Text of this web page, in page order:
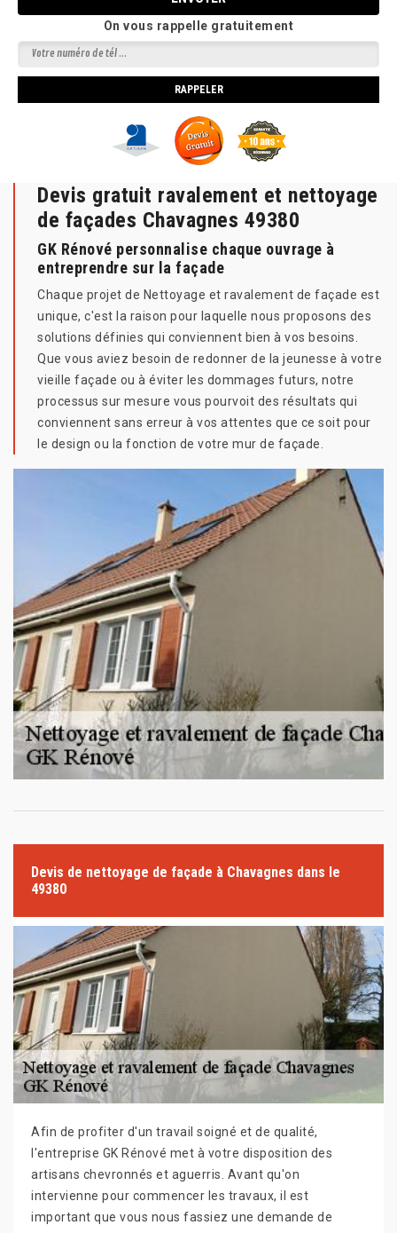
On vous rappelle gratuitement
Devis gratuit ravalement et nettoyage
de façades Chavagnes 49380
GK Rénové personnalise chaque ouvrage à
entreprendre sur la façade
Chaque projet de Nettoyage et ravalement de façade est
unique, c'est la raison pour laquelle nous proposons des
solutions définies qui conviennent bien à vos besoins.
Que vous aviez besoin de redonner de la jeunesse à votre
vieille façade ou à éviter les dommages futurs, notre
processus sur mesure vous pourvoit des résultats qui
conviennent sans erreur à vos attentes que ce soit pour
le design ou la fonction de votre mur de façade.
Devis de nettoyage de façade à Chavagnes dans le
49380
Afin de profiter d'un travail soigné et de qualité,
l'entreprise GK Rénové met à votre disposition des
artisans chevronnés et aguerris. Avant qu'on
intervienne pour commencer les travaux, il est
important que vous nous fassiez une demande de